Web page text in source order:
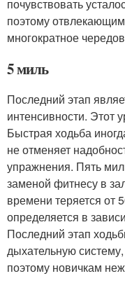
почувствовать
поэтому
многократное
5 миль
Последний этап
интенсивности. Этот
Быстрая ходьба
не отменяет
упражнения. Пять
заменой фитнесу в
времени теряется от
определяется в
Последний этап
дыхательную
поэтому новичкам